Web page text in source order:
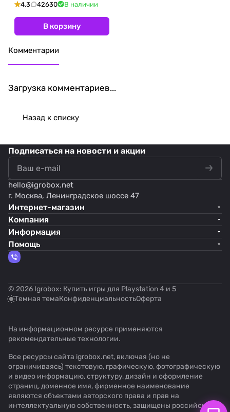
4.3 42630 В наличии
В корзину
Комментарии
Загрузка комментариев...
Назад к списку
Подписаться на новости и акции
hello@igrobox.net
г. Москва, Ленинградское шоссе 47
Интернет-магазин
Компания
Информация
Помощь
© 2026 Igrobox: Купить игры для Playstation 4 и 5
Темная темаКонфиденциальностьОферта
На информационном ресурсе применяются
рекомендательные технологии.
Все ресурсы сайта igrobox.net, включая (но не
ограничиваясь) текстовую, графическую, фотографическую
и видео информацию, структуру, дизайн и оформление
страниц, доменное имя, фирменное наименование
являются объектами авторского права и прав на
интеллектуальную собственность, защищены российским